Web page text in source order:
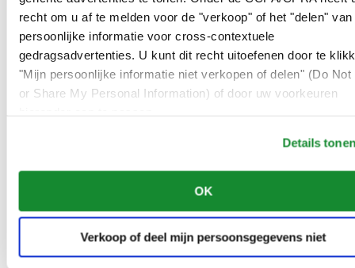
recht om u af te melden voor de "verkoop" of het "delen" van
persoonlijke informatie voor cross-contextuele
gedragsadvertenties. U kunt dit recht uitoefenen door te
"Mijn persoonlijke informatie niet verkopen of delen" (Do Not
or Share My Personal Information) of door uw voorkeuren
Details
OK
Verkoop of deel mijn persoonsgegevens niet
Austria
Belgium
Dutch
Français
China
English
简体中文
English
Netherlands
Norway